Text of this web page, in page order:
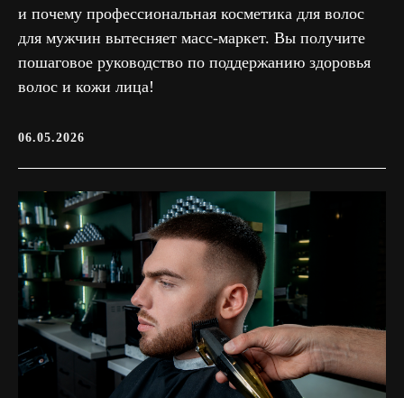
и почему профессиональная косметика для волос
для мужчин вытесняет масс-маркет. Вы получите
пошаговое руководство по поддержанию здоровья
волос и кожи лица!
06.05.2026